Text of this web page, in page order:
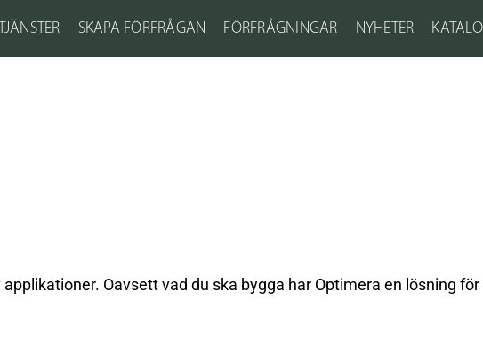
TJÄNSTER SKAPA FÖRFRÅGAN FÖRFRÅGNINGAR NYHETER
Oavsett vad du ska bygga har Optimera en lösning